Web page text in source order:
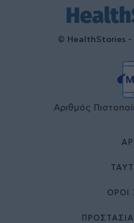
© HealthStories -
Αριθμός
ΌΡΟΙ